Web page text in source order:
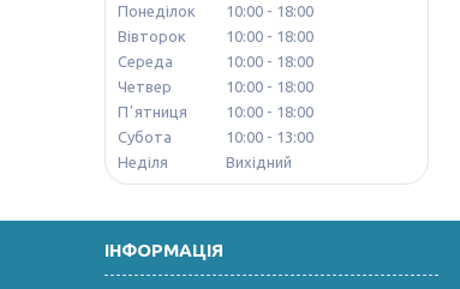
Понеділок 10:00
18:00
Вівторок
10:00
18:00
Середа
10:00
18:00
Четвер
10:00
18:00
Пʼятниця
10:00
18:00
Субота
10:00
13:00
Неділя
Вихідний
ІНФОРМАЦІЯ